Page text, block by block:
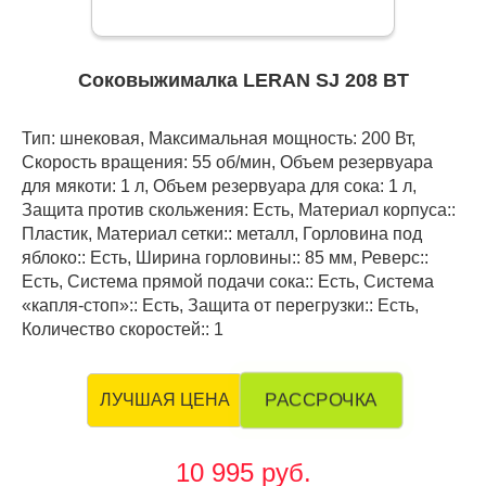
Соковыжималка LERAN SJ 208 BT
Тип: шнековая, Максимальная мощность: 200 Вт,
Скорость вращения: 55 об/мин, Объем резервуара
для мякоти: 1 л, Объем резервуара для сока: 1 л,
Защита против скольжения: Есть, Материал корпуса::
Пластик, Материал сетки:: металл, Горловина под
яблоко:: Есть, Ширина горловины:: 85 мм, Реверс::
Есть, Система прямой подачи сока:: Есть, Система
«капля-стоп»:: Есть, Защита от перегрузки:: Есть,
Количество скоростей:: 1
ЛУЧШАЯ ЦЕНА РАССРОЧКА
10 995 руб.